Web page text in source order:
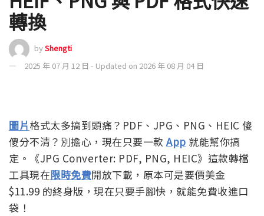
轉換
byShengti
2025 年 07 月 12 日 - Updated on 2026 年 08 月 04 日
圖片格式太多搞到頭痛？PDF、JPG、PNG、HEIC 傻
傻分不清？別擔心，現在只要一款App 就能幫你搞
定。《JPG Converter: PDF, PNG, HEIC》這款轉檔
工具現在限時免費開放下載，原本可是要價美金
$11.99 的終身版，現在只要手腳快，就能免費收進口
袋！